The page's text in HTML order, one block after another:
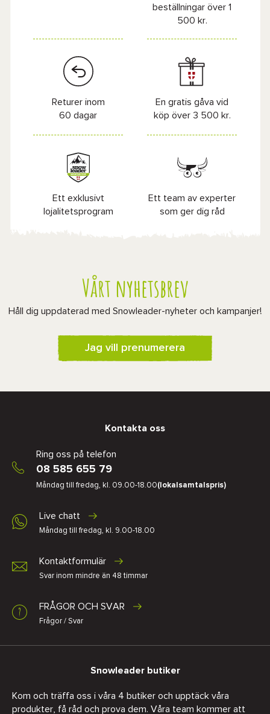
beställningar över 1
500 kr.
Returer inom
60 dagar
En gratis gåva vid
köp över 3 500 kr.
Ett exklusivt
lojalitetsprogram
Ett team av experter
som ger dig råd
Vårt nyhetsbrev
Håll dig uppdaterad med Snowleader-nyheter och kampanjer!
Jag vill prenumerera
Kontakta oss
Ring oss på telefon
08 585 655 79
Måndag till fredag, kl. 09.00-18.00(lokalsamtalspris)
Live chatt
Måndag till fredag, kl. 9.00-18.00
Kontaktformulär
Svar inom mindre än 48 timmar
FRÅGOR OCH SVAR
Frågor / Svar
Snowleader butiker
Kom och träffa oss i våra 4 butiker och upptäck våra
produkter, få råd och prova dem. Våra team kommer att